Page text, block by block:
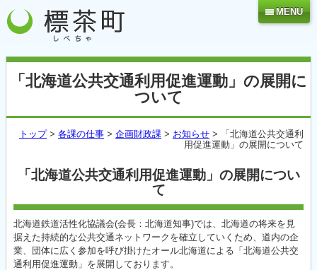
MENU
「北海道公共交通利用促進運動」の展開に
ついて
トップ> 各課の仕事 > 企画財政課 > お知らせ > 「北海道公共交通利
用促進運動」の展開について
「北海道公共交通利用促進運動」の展開につい
て
北海道鉄道活性化協議会(会長：北海道知事)では、北海道の将来を見
据えた持続的な公共交通ネットワークを確立していくため、道内の企
業、団体に広く参加を呼び掛けたオール北海道による「北海道公共交
通利用促進運動」を展開しております。